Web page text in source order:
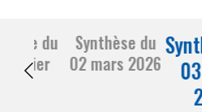
SYNTHÈSE DE PRESSE
du
février
2026
Synthèse du
02 mars 2026
DEMANDE